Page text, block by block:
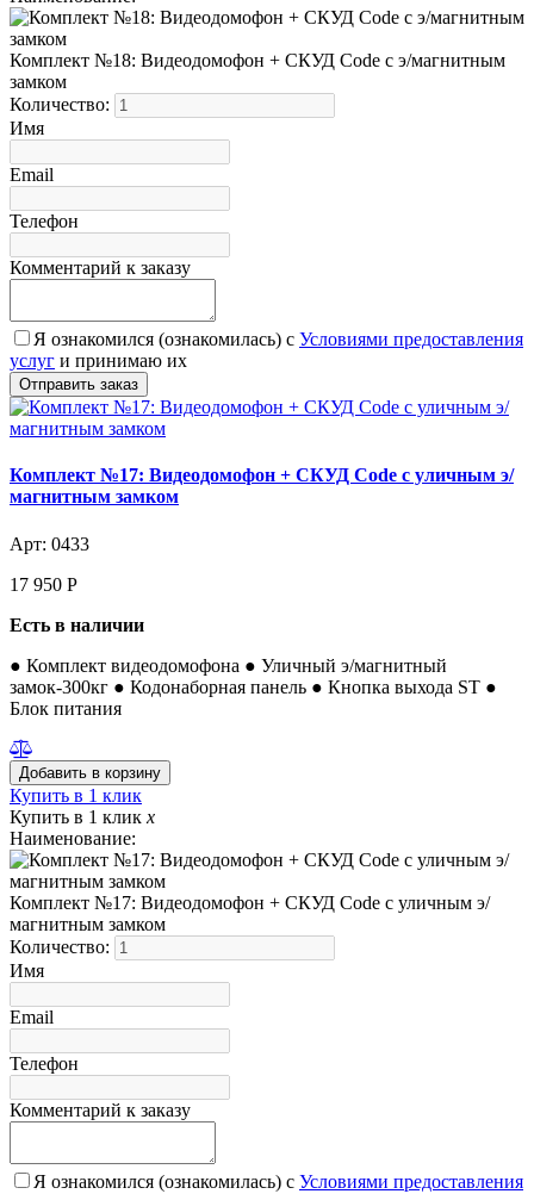
Комплект №18: Видеодомофон + СКУД Code с э/магнитным
замком
Количество:
Имя
Email
Телефон
Комментарий к заказу
Я ознакомился (ознакомилась) с Условиями предоставления
услуг и принимаю их
Комплект №17: Видеодомофон + СКУД Code с уличным э/
магнитным замком
Арт: 0433
17 950 Р
Есть в наличии
● Комплект видеодомофона ● Уличный э/магнитный
замок-300кг ● Кодонаборная панель ● Кнопка выхода ST ●
Блок питания
Купить в 1 клик
Купить в 1 клик x
Наименование:
Комплект №17: Видеодомофон + СКУД Code с уличным э/
магнитным замком
Количество:
Имя
Email
Телефон
Комментарий к заказу
Я ознакомился (ознакомилась) с Условиями предоставления